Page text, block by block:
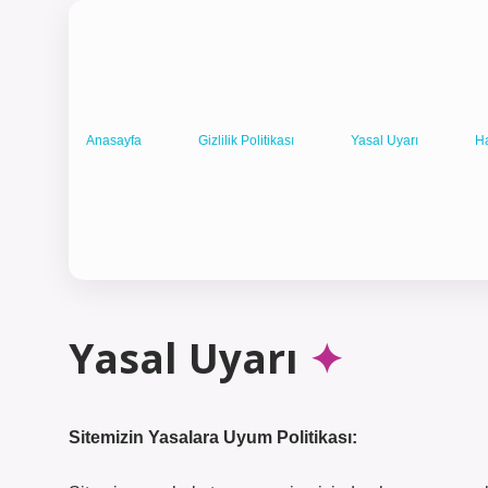
Anasayfa Gizlilik Politikası Yasal Uyarı
Yasal Uyarı
Sitemizin Yasalara Uyum Politikası: